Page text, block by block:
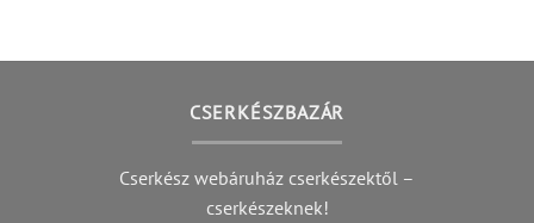
CSERKÉSZBAZÁR
Cserkész webáruház cserkészektől –
cserkészeknek!